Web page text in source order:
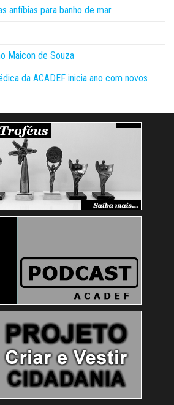
anfíbias para banho de mar
Maicon de Souza
da ACADEF inicia ano com novos